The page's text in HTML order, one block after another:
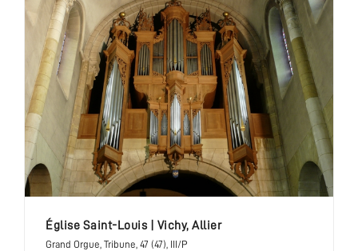
église Saint-Louis| Vichy, Allier
Grand Orgue, Tribune, 47 (47), III/P